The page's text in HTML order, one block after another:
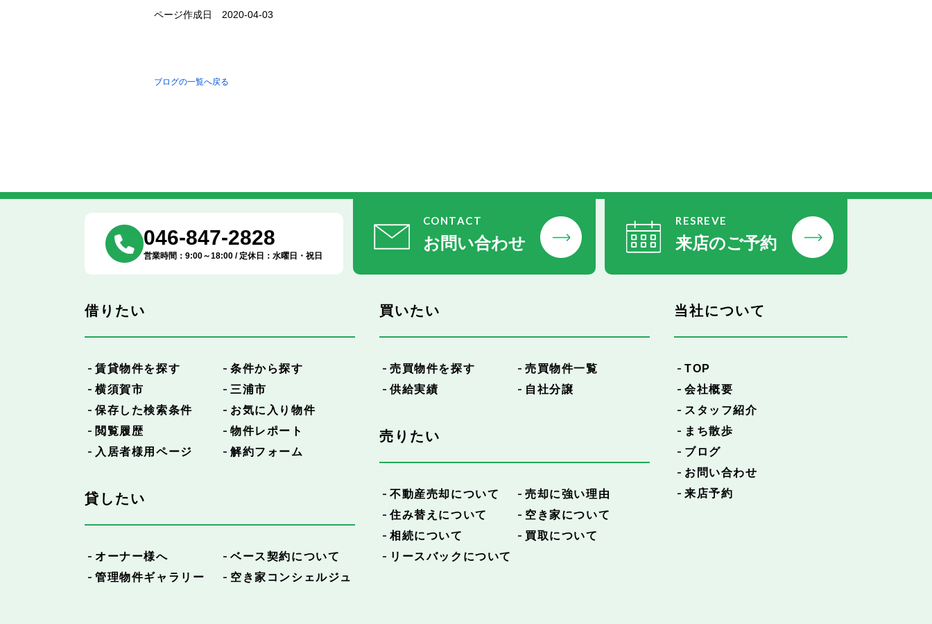
ページ作成日 2020-04-03
ブログの一覧へ戻る
046-847-2828
営業時間：9:00～18:00 / 定休日：水曜日・祝日
CONTACT
お問い合わせ
RESREVE
来店のご予約
借りたい
賃貸物件を探す
条件から探す
横須賀市
三浦市
保存した検索条件
お気に入り物件
閲覧履歴
物件レポート
入居者様用ページ
解約フォーム
貸したい
オーナー様へ
ベース契約について
管理物件ギャラリー
空き家コンシェルジュ
買いたい
売買物件を探す
売買物件一覧
供給実績
自社分譲
売りたい
不動産売却について
売却に強い理由
住み替えについて
空き家について
相続について
買取について
リースバックについて
当社について
TOP
会社概要
スタッフ紹介
まち散歩
ブログ
お問い合わせ
来店予約